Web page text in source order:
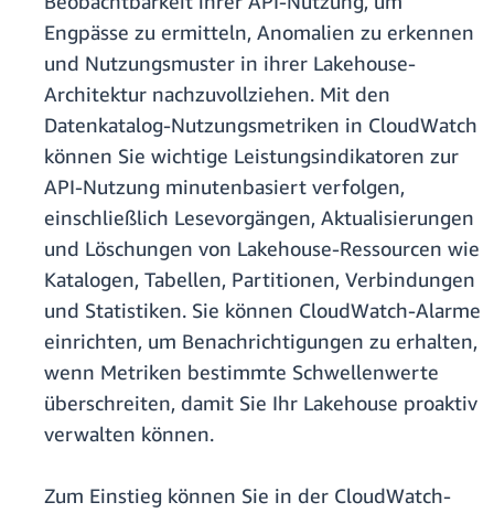
Engpässe zu ermitteln, Anomalien zu erkennen
und Nutzungsmuster in ihrer Lakehouse-
Architektur nachzuvollziehen. Mit den
Datenkatalog-Nutzungsmetriken in CloudWatch
können Sie wichtige Leistungsindikatoren zur
API-Nutzung minutenbasiert verfolgen,
einschließlich Lesevorgängen, Aktualisierungen
und Löschungen von Lakehouse-Ressourcen wie
Katalogen, Tabellen, Partitionen, Verbindungen
und Statistiken. Sie können CloudWatch-Alarme
einrichten, um Benachrichtigungen zu erhalten,
wenn Metriken bestimmte Schwellenwerte
überschreiten, damit Sie Ihr Lakehouse proaktiv
verwalten können.
Zum Einstieg können Sie in der CloudWatch-